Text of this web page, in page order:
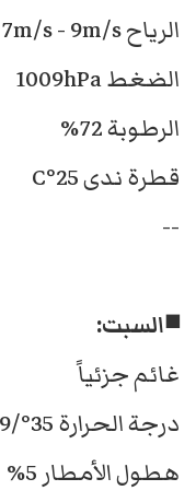
الرياح 7m/s - 9m/s
الضغط 1009hPa
الرطوبة 72%
قطرة ندى 25°C
--
◾السبت:
غائم جزئياً
درجة الحرارة 35°/29°
هطول الأمطار 5%